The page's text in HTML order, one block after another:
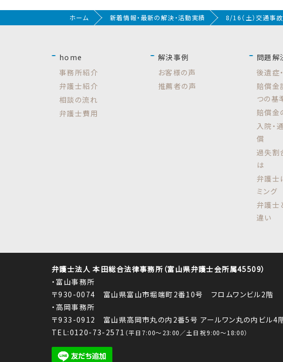
ホーム 新着情報・最新の解決・活動実績 8/16（土）交通事
home
事務所紹介
弁護士紹介
相談の流れ
弁護士費用
解決事例
お客様の声
推薦者の声
問題解
後遺症
賠償金
つの基
賠償金
入院・
償
過失割
は
弁護士
ミング
弁護士
違い
弁護士法人 本田総合法律事務所（富山県弁護士会所属45509）
・富山事務所
〒930-0074 富山県富山市堀端町2番10号 フロムワンビル2階
・高岡事務所
〒933-0912 富山県高岡市丸の内2番5号 アールワン丸の内ビル4
TEL:0120-73-2571 （平日7:00～23:00／土日祝9:00～18:00）